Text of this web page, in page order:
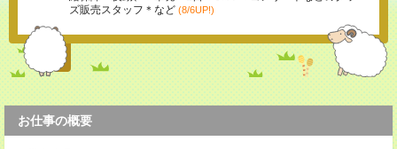
ズ販売スタッフ＊など (8/6UP!)
お仕事の概要